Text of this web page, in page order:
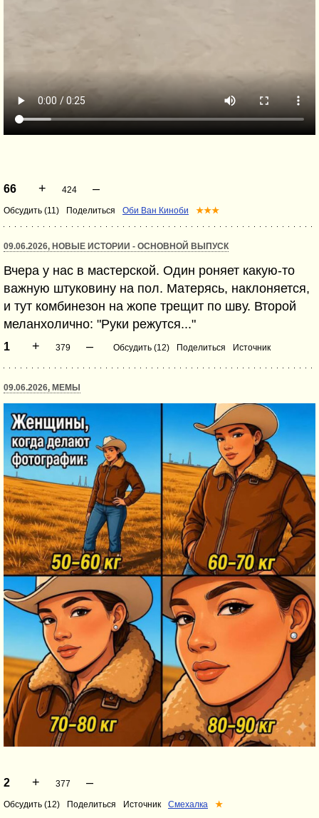
66 + 424 –
Обсудить (11) Поделиться Оби Ван Киноби ★★★
09.06.2026, НОВЫЕ ИСТОРИИ - ОСНОВНОЙ ВЫПУСК
Вчера у нас в мастерской. Один роняет какую-то
важную штуковину на пол. Матерясь, наклоняется,
и тут комбинезон на жопе трещит по шву. Второй
меланхолично: "Руки режутся..."
1 + 379 – Обсудить (12) Поделиться Источник
09.06.2026, МЕМЫ
2 + 377 –
Обсудить (12) Поделиться Источник Смехалка ★